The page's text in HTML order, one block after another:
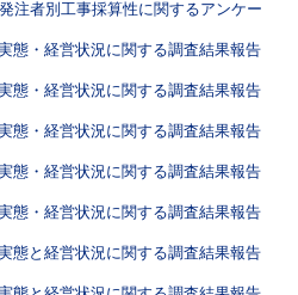
注者別工事採算性に関するアンケー
・経営状況に関する調査結果報告
・経営状況に関する調査結果報告
・経営状況に関する調査結果報告
・経営状況に関する調査結果報告
・経営状況に関する調査結果報告
と経営状況に関する調査結果報告